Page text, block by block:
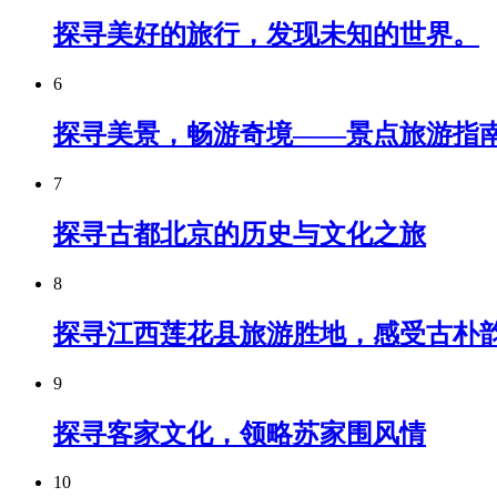
探寻美好的旅行，发现未知的世界。
6
探寻美景，畅游奇境——景点旅游指
7
探寻古都北京的历史与文化之旅
8
探寻江西莲花县旅游胜地，感受古朴
9
探寻客家文化，领略苏家围风情
10